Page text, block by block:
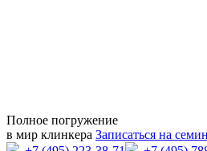
Полное погружение
в мир клинкера Записаться на